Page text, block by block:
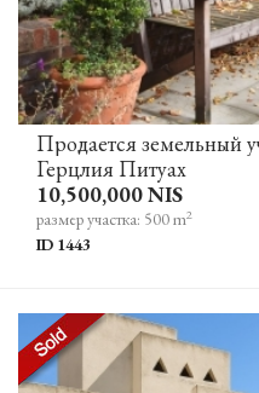
Герцлия Питуах
10,500,000 NIS
размер участка: 500 m2
ID 1443